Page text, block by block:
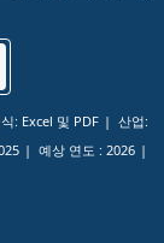
: Excel 및 PDF
산업:
예상 연도 : 2026